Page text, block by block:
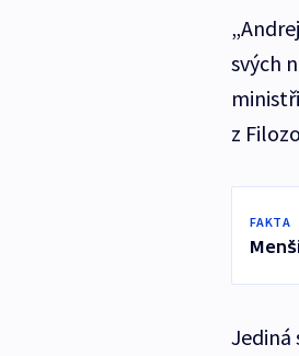
svých
z
FAKTA
Jediná